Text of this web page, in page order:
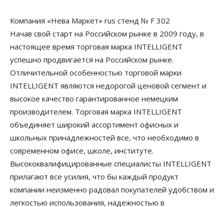
Компания «Нева Маркет» rus стенд № F 302
Начав свой старт на Российском рынке в 2009 году, в
настоящее время торговая марка INTELLIGENT
успешно продвигается на Российском рынке.
Отличительной особенностью торговой марки
INTELLIGENT являются недорогой ценовой сегмент и
высокое качество гарантированное немецким
производителем. Торговая марка INTELLIGENT
объединяет широкий ассортимент офисных и
школьных принадлежностей все, что необходимо в
современном офисе, школе, институте.
Высококвалифицированные специалисты INTELLIGENT
прилагают все усилия, что бы каждый продукт
компании неизменно радовал покупателей удобством и
легкостью использования, надежностью в